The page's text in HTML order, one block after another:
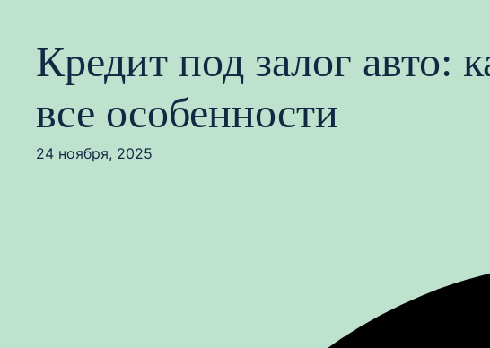
Кредит под залог авто:
все особенности
24 ноября, 2025